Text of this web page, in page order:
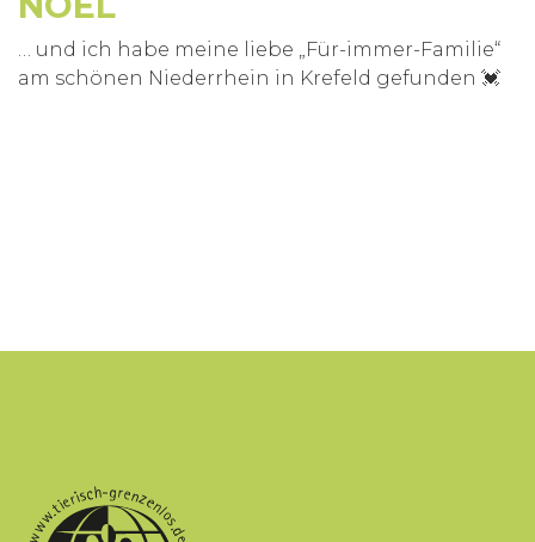
… und ich habe meine liebe „Für-immer-Familie“
am schönen Niederrhein in Krefeld gefunden 💓